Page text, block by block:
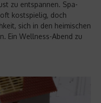
zu entspannen. Spa-
kostspielig, doch
sich in den heimischen
Ein Wellness-Abend zu